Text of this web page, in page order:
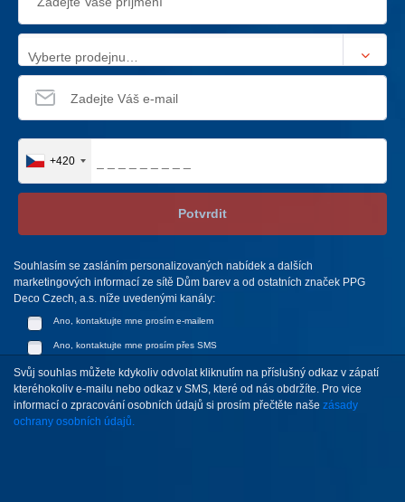
Vyberte prodejnu…
+420
Potvrdit
Souhlasím se zasláním personalizovaných nabídek a dalších
marketingových informací ze sítě Dům barev a od ostatních značek PPG
Deco Czech, a.s. níže uvedenými kanály:
Ano, kontaktujte mne prosím e-mailem
Ano, kontaktujte mne prosím přes SMS
Svůj souhlas můžete kdykoliv odvolat kliknutím na příslušný odkaz v zápatí
kteréhokoliv e-mailu nebo odkaz v SMS, které od nás obdržíte. Pro vice
informací o zpracování osobních údajů si prosím přečtěte naše zásady
ochrany osobních údajů.